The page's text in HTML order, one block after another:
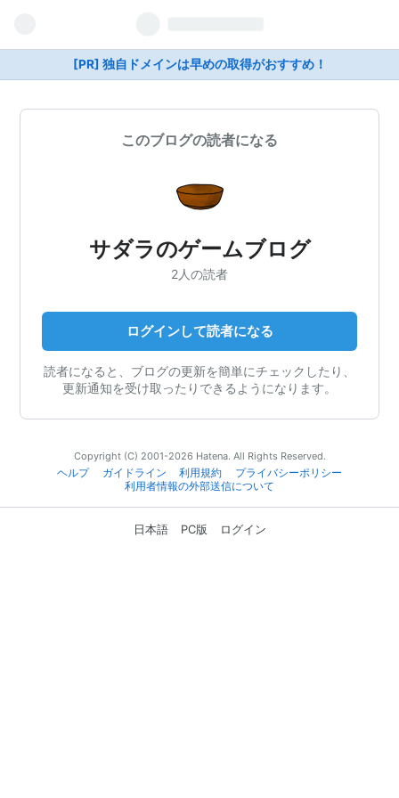
[PR] 独自ドメインは早めの取得がおすすめ！
このブログの読者になる
サダラのゲームブログ
2人の読者
ログインして読者になる
読者になると、ブログの更新を簡単にチェックしたり、
更新通知を受け取ったりできるようになります。
Copyright (C) 2001-2026 Hatena. All Rights Reserved.
ヘルプ
ガイドライン 利用規約
プライバシーポリシー
利用者情報の外部送信について
日本語 PC版 ログイン